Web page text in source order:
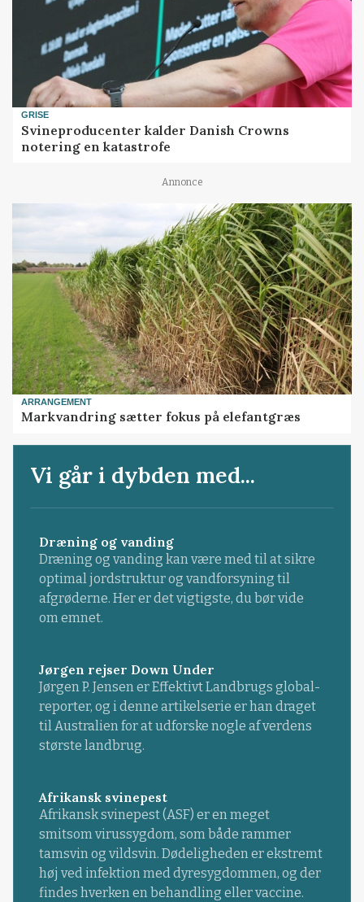
GRISE
Svineproducenter kalder Danish Crowns
notering en katastrofe
Annonce
ARRANGEMENT
Markvandring sætter fokus på elefantgræs
Vi går i dybden med...
Dræning og vanding
Dræning og vanding kan være med til at sikre
optimal jordstruktur og vandforsyning til
afgrøderne. Her er det vigtigste, du bør vide
om emnet.
Jørgen rejser Down Under
Jørgen P. Jensen er Effektivt Landbrugs global-
reporter, og i denne artikelserie er han draget
til Australien for at udforske nogle af verdens
største landbrug.
Afrikansk svinepest
Afrikansk svinepest (ASF) er en meget
smitsom virussygdom, som både rammer
tamsvin og vildsvin. Dødeligheden er ekstremt
høj ved infektion med dyresygdommen, og der
findes hverken en behandling eller vaccine.